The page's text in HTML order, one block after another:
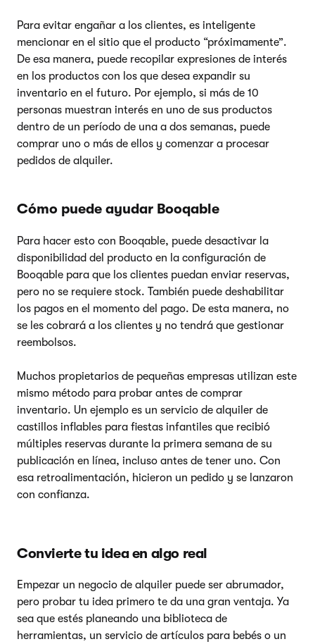
Para evitar engañar a los clientes, es inteligente
mencionar en el sitio que el producto “próximamente”.
De esa manera, puede recopilar expresiones de interés
en los productos con los que desea expandir su
inventario en el futuro. Por ejemplo, si más de 10
personas muestran interés en uno de sus productos
dentro de un período de una a dos semanas, puede
comprar uno o más de ellos y comenzar a procesar
pedidos de alquiler.
Cómo puede ayudar Booqable
Para hacer esto con Booqable, puede desactivar la
disponibilidad del producto en la configuración de
Booqable para que los clientes puedan enviar reservas,
pero no se requiere stock. También puede deshabilitar
los pagos en el momento del pago. De esta manera, no
se les cobrará a los clientes y no tendrá que gestionar
reembolsos.
Muchos propietarios de pequeñas empresas utilizan este
mismo método para probar antes de comprar
inventario. Un ejemplo es un servicio de alquiler de
castillos inflables para fiestas infantiles que recibió
múltiples reservas durante la primera semana de su
publicación en línea, incluso antes de tener uno. Con
esa retroalimentación, hicieron un pedido y se lanzaron
con confianza.
Convierte tu idea en algo real
Empezar un negocio de alquiler puede ser abrumador,
pero probar tu idea primero te da una gran ventaja. Ya
sea que estés planeando una biblioteca de
herramientas, un servicio de artículos para bebés o un